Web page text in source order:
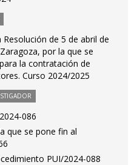
de 5 de abril de
por la que se
la contratación de
Curso 2024/2025
086
que se pone fin al
PUI/2024-088